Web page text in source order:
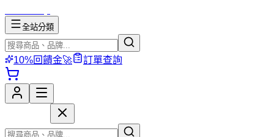
全站分類
10%回饋金🚀 訂單查詢